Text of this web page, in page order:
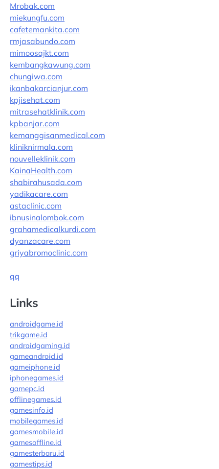
Mrobak.com
miekungfu.com
cafetemankita.com
rmjasabundo.com
mimoosajkt.com
kembangkawung.com
chungiwa.com
ikanbakarcianjur.com
kpjisehat.com
mitrasehatklinik.com
kpbanjar.com
kemanggisanmedical.com
kliniknirmala.com
nouvelleklinik.com
KainaHealth.com
shabirahusada.com
yadikacare.com
astaclinic.com
ibnusinalombok.com
grahamedicalkurdi.com
dyanzacare.com
griyabromoclinic.com
qq
Links
androidgame.id
trikgame.id
androidgaming.id
gameandroid.id
gameiphone.id
iphonegames.id
gamepc.id
offlinegames.id
gamesinfo.id
mobilegames.id
gamesmobile.id
gamesoffline.id
gamesterbaru.id
gamestips.id